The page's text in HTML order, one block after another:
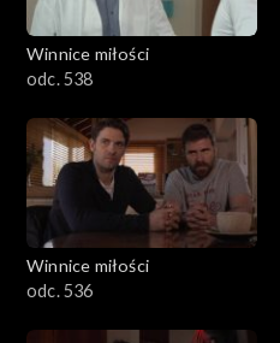
Winnice miłości
odc. 538
Winnice miłości
odc. 536